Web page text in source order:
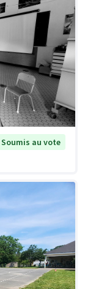
Soumis au vote